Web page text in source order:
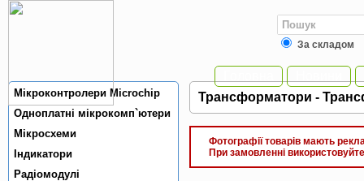
За складом
Мiкроконтролери Microchip
Одноплатнi мiкрокомп`ютери
Мiкросхеми
Індикатори
Радiомодулi
Трансформатори -
Фотографії товарів мають
При замовленні